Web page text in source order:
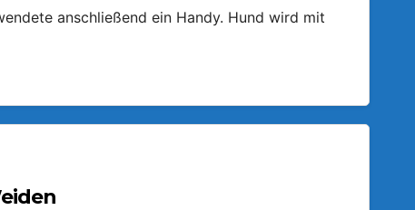
anschließend ein Handy. Hund wird mit